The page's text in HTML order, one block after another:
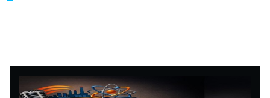
RÁDIO LABORFM